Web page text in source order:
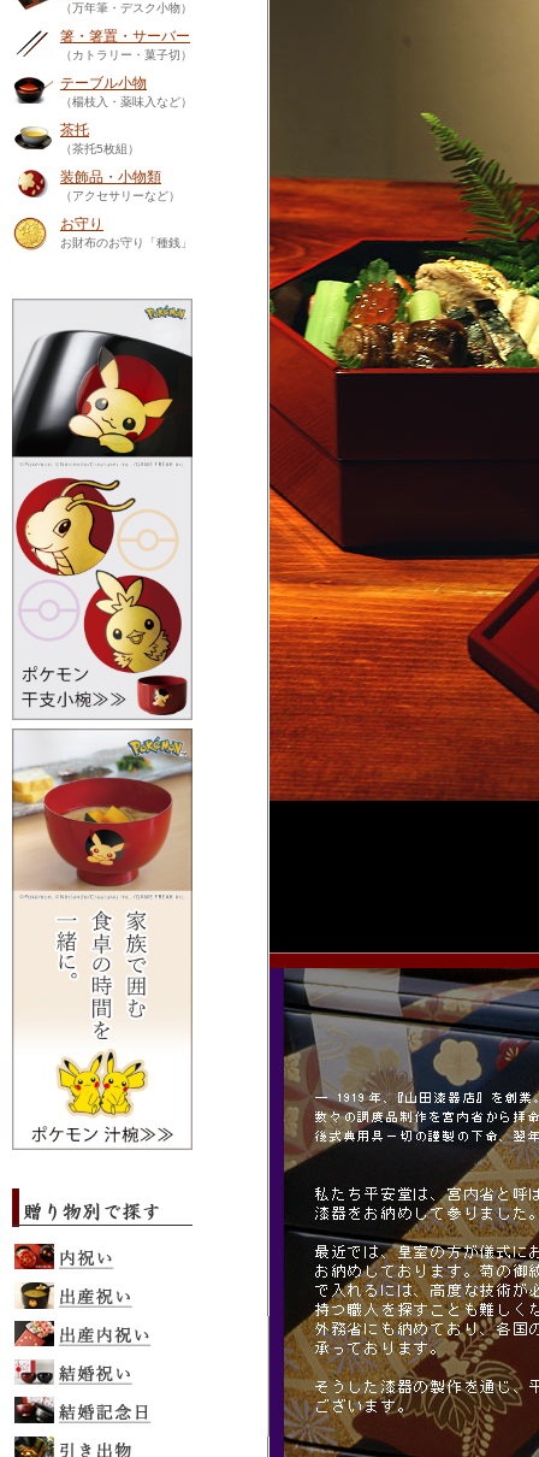
（万年筆・デスク小物）
箸・箸置・サーバー
（カトラリー・菓子切）
テーブル小物
（楊枝入・薬味入など）
茶托
（茶托5枚組）
装飾品・小物類
（アクセサリーなど）
お守り
お財布のお守り「種銭」